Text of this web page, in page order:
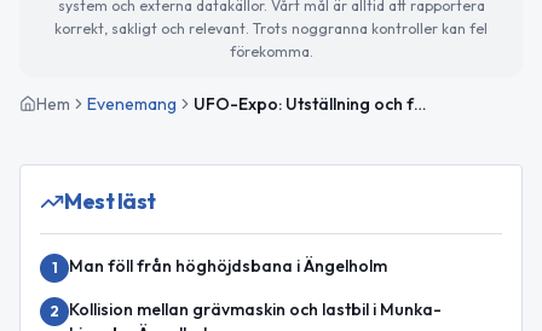
system och externa datakällor. Vårt mål är alltid att rapportera
korrekt, sakligt och relevant. Trots noggranna kontroller kan fel
förekomma.
Hem Evenemang UFO-Expo: Utställning och föreläsningar
Mest läst
1 Man föll från höghöjdsbana i Ängelholm
2
Kollision mellan grävmaskin och lastbil i Munka-